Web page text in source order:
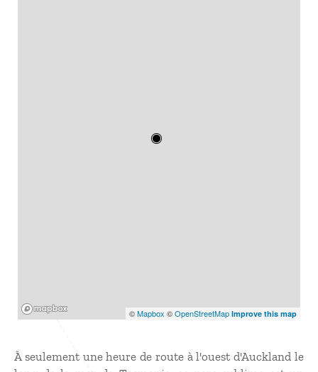
©Mapbox ©OpenStreetMap Improve this map
À seulement une heure de route à l'ouest d'Auckland le